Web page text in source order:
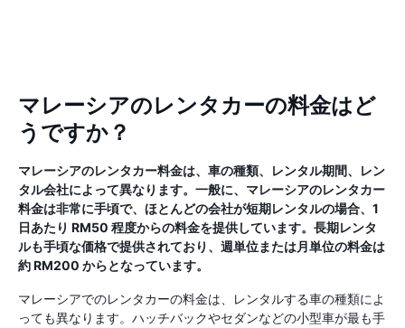
マレーシアのレンタカーの料金はど
うですか？
マレーシアのレンタカー料金は、車の種類、レンタル期間、レン
タル会社によって異なります。一般に、マレーシアのレンタカー
料金は非常に手頃で、ほとんどの会社が短期レンタルの場合、1
日あたり RM50 程度からの料金を提供しています。長期レンタ
ルも手頃な価格で提供されており、週単位または月単位の料金は
約 RM200 からとなっています。
マレーシアでのレンタカーの料金は、レンタルする車の種類によ
っても異なります。ハッチバックやセダンなどの小型車が最も手